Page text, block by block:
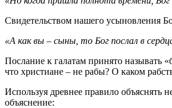
Свидетельством нашего усыновления
«А как вы – сыны, то Бог послал в
Послание к галатам принято называть
что христиане – не рабы? О каком
Используя древнее правило объяснять
объяснение: